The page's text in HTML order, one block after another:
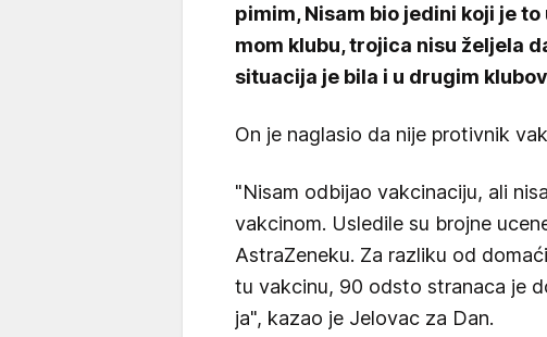
pimim, Nisam bio jedini koji je
mom klubu, trojica nisu željela
situacija je bila i u drugim
On je naglasio da nije protivnik
"Nisam odbijao vakcinaciju, ali
vakcinom. Usledile su brojne
AstraZeneku. Za razliku od
tu vakcinu, 90 odsto stranaca je
ja", kazao je Jelovac za Dan.